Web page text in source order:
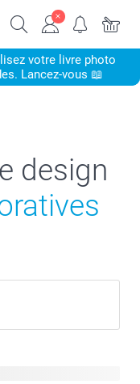
votre livre photo
Lancez-vous 📖
design